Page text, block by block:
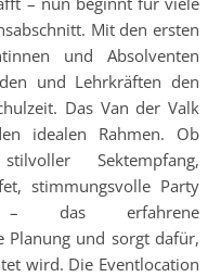
Mit den ersten
und Absolventen
und Lehrkräften den
Das Van der Valk
idealen Rahmen. Ob
Sektempfang,
stimmungsvolle Party
– das erfahrene
Planung und sorgt dafür,
wird. Die Eventlocation